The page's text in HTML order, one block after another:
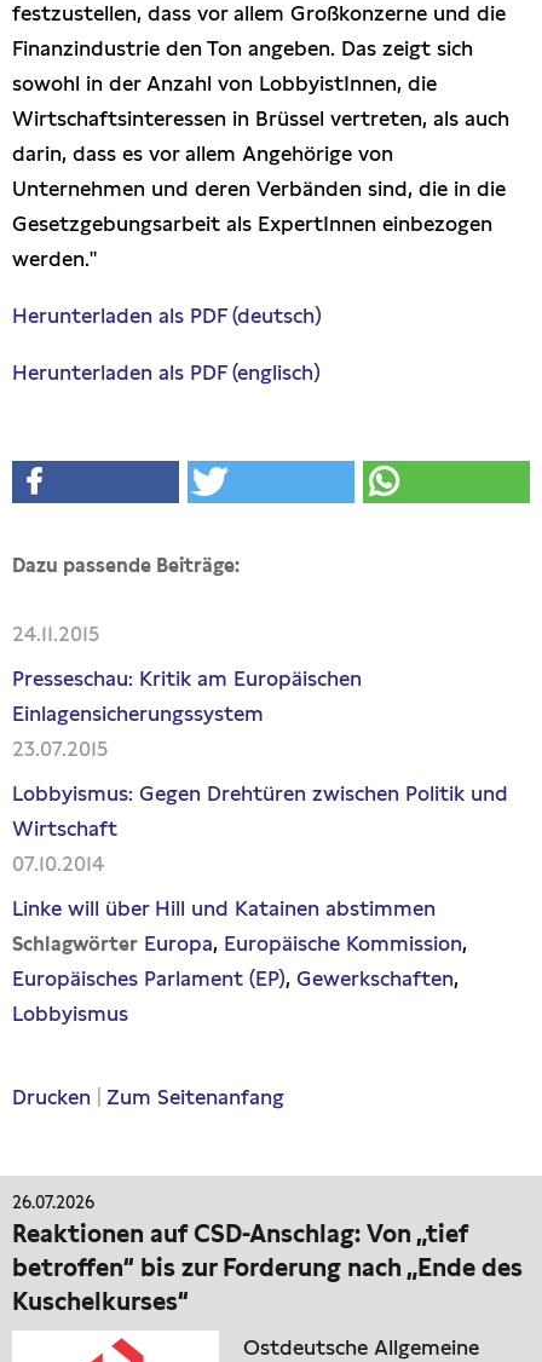
festzustellen, dass vor allem Großkonzerne und die
Finanzindustrie den Ton angeben. Das zeigt sich
sowohl in der Anzahl von LobbyistInnen, die
Wirtschaftsinteressen in Brüssel vertreten, als auch
darin, dass es vor allem Angehörige von
Unternehmen und deren Verbänden sind, die in die
Gesetzgebungsarbeit als ExpertInnen einbezogen
werden."
Herunterladen als PDF (deutsch)
Herunterladen als PDF (englisch)
Dazu passende Beiträge:
24.11.2015
Presseschau: Kritik am Europäischen
Einlagensicherungssystem
23.07.2015
Lobbyismus: Gegen Drehtüren zwischen Politik und
Wirtschaft
07.10.2014
Linke will über Hill und Katainen abstimmen
Schlagwörter Europa Europäische Kommission
Europäisches Parlament (EP) Gewerkschaften
Lobbyismus
Drucken Zum Seitenanfang
26.07.2026
Reaktionen auf CSD-Anschlag: Von „tief
betroffen“ bis zur Forderung nach „Ende des
Kuschelkurses“
Ostdeutsche Allgemeine